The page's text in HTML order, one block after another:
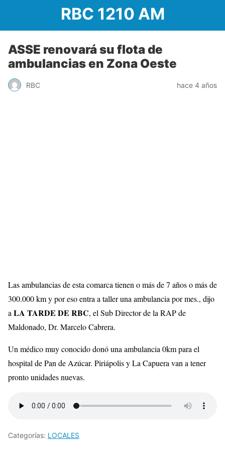
RBC 1210 AM
ASSE renovará su flota de
ambulancias en Zona Oeste
RBC hace 4 años
Las ambulancias de esta comarca tienen o más de 7 años o más de
300.000 km y por eso entra a taller una ambulancia por mes., dijo
aLA TARDE DE RBC, el Sub Director dela RAPde
Maldonado, Dr. Marcelo Cabrera.
Un médico muy conocido donó una ambulancia0kmpara el
hospital de Pan de Azúcar. Piriápolisy La Capuera van a tener
pronto unidades nuevas.
Categorías: LOCALES